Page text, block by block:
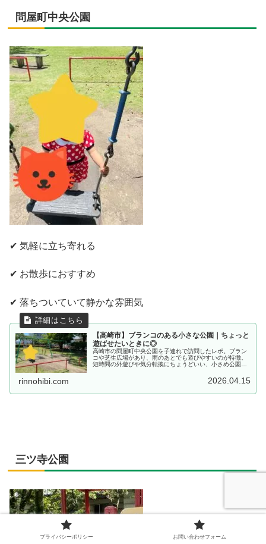
問屋町中央公園
✔ 気軽に立ち寄れる
✔ お散歩におすすめ
✔ 落ちついていて静かな雰囲気
【高崎市】ブランコのある小さな公園｜ちょっと
遊ばせたいときに◎
高崎市の問屋町中央公園を子連れで訪問したレポ。ブラン
コや芝生広場があり、雨のあとでも遊びやすいのが特徴。
短時間の外遊びや気分転換にちょうどいい、小さめ公園の
rinnohibi.com 2026.04.15
三ツ寺公園
プライバシーポリシー お問い合わせフォーム